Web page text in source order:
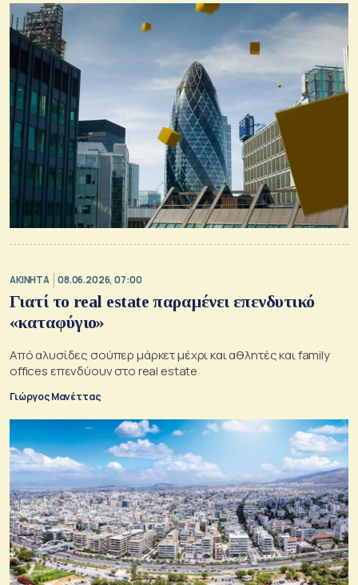
ΑΚΙΝΗΤΑ 08.06.2026, 07:00
Γιατί το real estate παραμένει επενδυτικό
«καταφύγιο»
Από αλυσίδες σούπερ μάρκετ μέχρι και αθλητές και family
offices επενδύουν στο real estate
Γιώργος Μανέττας